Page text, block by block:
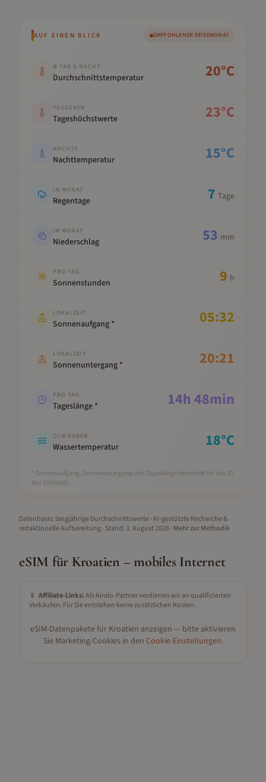
AUF EINEN BLICK EMPFOHLENER REISEMONAT
Ø TAG & NACHT
Durchschnittstemperatur 20°C
TAGSÜBER
Tageshöchstwerte 23°C
NACHTS
Nachttemperatur 15°C
IM MONAT
Regentage 7 Tage
IM MONAT
Niederschlag 53 mm
PRO TAG
Sonnenstunden 9 h
LOKALZEIT
Sonnenaufgang * 05:32
LOKALZEIT
Sonnenuntergang * 20:21
PRO TAG
Tageslänge * 14h 48min
ZUM BADEN
Wassertemperatur 18°C
* Sonnenaufgang, Sonnenuntergang und Tageslänge berechnet für den 15.
Mai (Ortszeit).
Datenbasis: langjährige Durchschnittswerte · KI-gestützte Recherche &
redaktionelle Aufbereitung· Stand: 3. August 2026· Mehr zur Methodik
eSIM für Kroatien – mobiles Internet
📱 Affiliate-Links:Als Airalo-Partner verdienen wir an qualifizierten
Verkäufen. Für Sie entstehen keine zusätzlichen Kosten.
eSIM-Datenpakete für Kroatien anzeigen — bitte aktivieren
Sie Marketing-Cookies in den Cookie-Einstellungen.